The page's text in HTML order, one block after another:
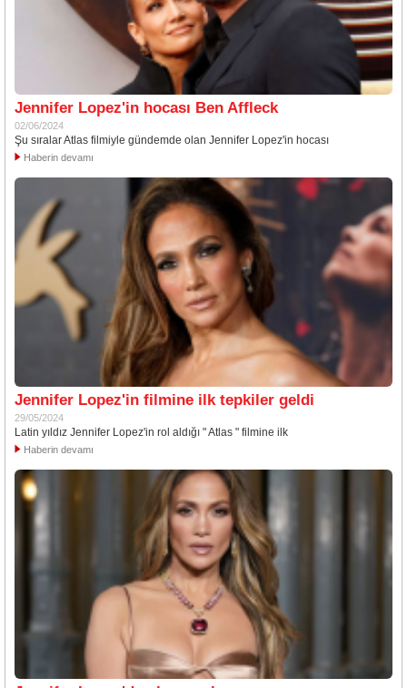
Jennifer Lopez'in hocası Ben Affleck
02/06/2024
Şu sıralar Atlas filmiyle gündemde olan Jennifer Lopez'in hocası
Haberin devamı
Jennifer Lopez'in filmine ilk tepkiler geldi
29/05/2024
Latin yıldız Jennifer Lopez'in rol aldığı " Atlas " filmine ilk
Haberin devamı